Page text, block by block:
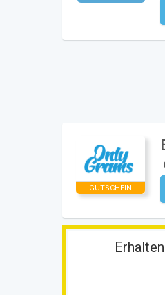
GUTSCHEIN